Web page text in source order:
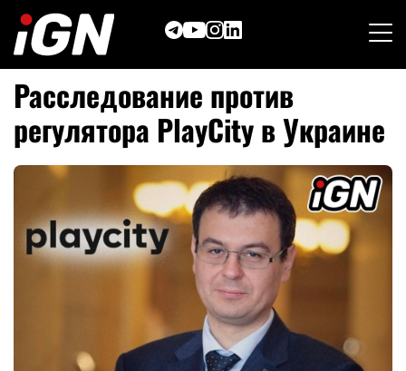
content
Расследование против
регулятора PlayCity в Украине